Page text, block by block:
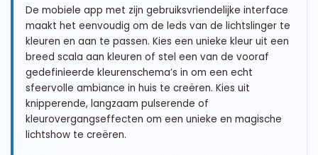
De mobiele app met zijn gebruiksvriendelijke interface
maakt het eenvoudig om de leds van de lichtslinger te
kleuren en aan te passen. Kies een unieke kleur uit een
breed scala aan kleuren of stel een van de vooraf
gedefinieerde kleurenschema’s in om een echt
sfeervolle ambiance in huis te creëren. Kies uit
knipperende, langzaam pulserende of
kleurovergangseffecten om een unieke en magische
lichtshow te creëren.